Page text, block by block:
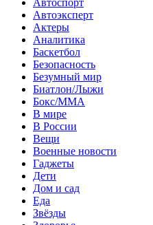
Автоэксперт
Актеры
Аналитика
Баскетбол
Безопасность
Безумный мир
Биатлон/Лыжи
Бокс/MMA
В мире
В России
Вещи
Военные новости
Гаджеты
Дети
Дом и сад
Еда
Звёзды